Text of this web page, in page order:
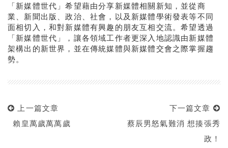
「新媒體世代」希望藉由分享新媒體相關新知，並從商
業、新聞出版、政治、社會，以及新媒體學術發表等不同
面相切入，和對新媒體有興趣的朋友互相交流。希望透過
「新媒體世代」，讓各領域工作者更深入地認識由新媒體
架構出的新世界，並在傳統媒體與新媒體交會之際掌握趨
勢。
上一篇文章
賴皇萬歲萬萬歲
下一篇文章
蔡辰男怒氣難消 想揍張秀
政！